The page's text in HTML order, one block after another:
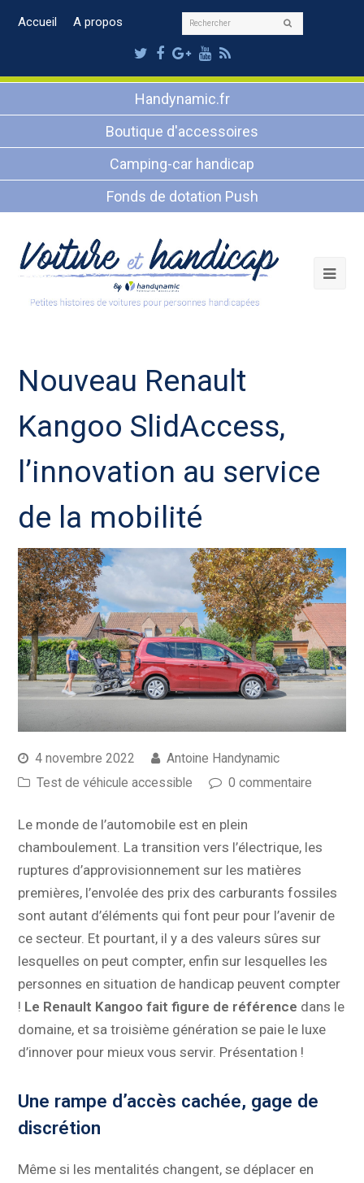
Accueil A propos Rechercher
Twitter
Facebook
Google
Plus
Youtube
RSS
Handynamic.fr
Boutique d'accessoires
Camping-car handicap
Fonds de dotation Push
Nouveau Renault
Kangoo SlidAccess,
l’innovation au service
de la mobilité
4 novembre 2022
Antoine Handynamic
Test de véhicule accessible
0 commentaire
Le monde de l’automobile est en plein
chamboulement. La transition vers l’électrique, les
ruptures d’approvisionnement sur les matières
premières, l’envolée des prix des carburants fossiles
sont autant d’éléments qui font peur pour l’avenir de
ce secteur. Et pourtant, il y a des valeurs sûres sur
lesquelles on peut compter, enfin sur lesquelles les
personnes en situation de handicap peuvent compter
! Le Renault Kangoo fait figure de référence dans le
domaine, et sa troisième génération se paie le luxe
d’innover pour mieux vous servir. Présentation !
Une rampe d’accès cachée, gage de
discrétion
Même si les mentalités changent, se déplacer en